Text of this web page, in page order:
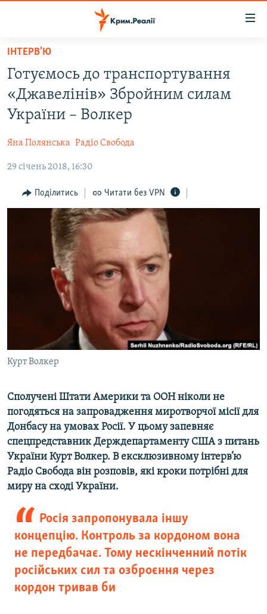
Перейти
основного
матеріалу
Перейти
до
основної
Перейти
пошуку
ВОДА.КРИМ
ВІДЕО ТА ФОТО
БЛОГИ
ПОГЛЯД
ІНТЕРВ'Ю
ВСЕ ЗА ДЕНЬ
СПЕЦПРОЕКТИ
ДЕПОРТАЦІЯ
ВІДЕОУРОКИ «ELIFBE»
СВІДЧЕННЯ ОКУПАЦІЇ
УКРАЇНСЬКА ПРОБЛЕМА КРИМУ
ІНФОГРАФІКА
ЯК ОБІЙТИ БЛОКУВАННЯ
ДОЛУЧАЙСЯ!
Усі сайти RFE/RL
ІНТЕРВ'Ю
Готуємось до транспортування
«Джавелінів» Збройним силам
України – Волкер
Яна Полянська Радіо Свобода
29 січень 2018, 16:30
Поділитись Читати без VPN
Курт Волкер
Сполучені Штати Америки та ООН ніколи не
погодяться на запровадження миротворчої місії для
Донбасу на умовах Росії. У цьому запевняє
спецпредставник Держдепартаменту США з питань
України Курт Волкер. В ексклюзивному інтерв’ю
Радіо Свобода він розповів, які кроки потрібні для
миру на сході України.
Росія запропонувала іншу
концепцію. Контроль за кордоном вона
не передбачає. Тому нескінченний потік
російських сил та озброєння через
кордон тривав би